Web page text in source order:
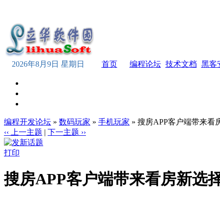
2026年8月9日 星期日 首页 编程论坛 技术文档 黑客
编程开发论坛 » 数码玩家 » 手机玩家 » 搜房APP客户端带来看
‹‹ 上一主题 | 下一主题 ››
打印
搜房APP客户端带来看房新选